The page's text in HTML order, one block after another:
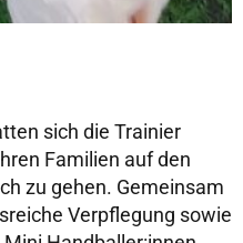
sich die Trainier
Familien auf den
zu gehen. Gemeinsam
Verpflegung sowie